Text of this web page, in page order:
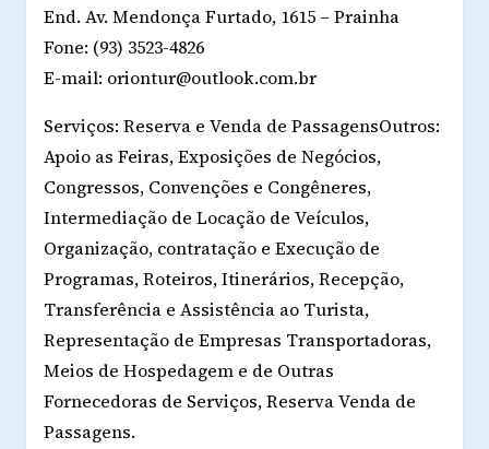
End. Av. Mendonça Furtado, 1615 – Prainha
Fone: (93) 3523-4826
E-mail: oriontur@outlook.com.br
Serviços: Reserva e Venda de PassagensOutros:
Apoio as Feiras, Exposições de Negócios,
Congressos, Convenções e Congêneres,
Intermediação de Locação de Veículos,
Organização, contratação e Execução de
Programas, Roteiros, Itinerários, Recepção,
Transferência e Assistência ao Turista,
Representação de Empresas Transportadoras,
Meios de Hospedagem e de Outras
Fornecedoras de Serviços, Reserva Venda de
Passagens.